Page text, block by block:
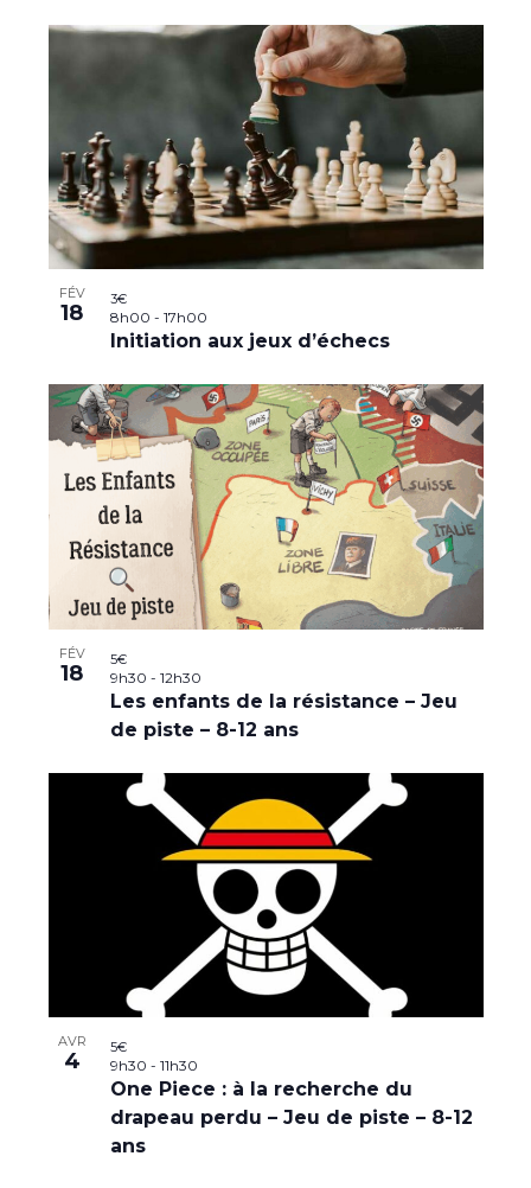
FÉV
18
Initiation aux jeux d’échecs
8h00 - 17h00
3€
FÉV
18
Les enfants de la résistance – Jeu
de piste – 8-12 ans
9h30 - 12h30
5€
AVR
4
One Piece : à la recherche du
drapeau perdu – Jeu de piste – 8-12
ans
9h30 - 11h30
5€